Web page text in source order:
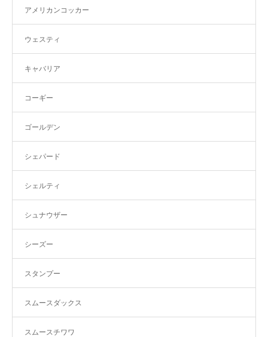
アメリカンコッカー
ウェスティ
キャバリア
コーギー
ゴールデン
シェパード
シェルティ
シュナウザー
シーズー
スタンプー
スムースダックス
スムースチワワ